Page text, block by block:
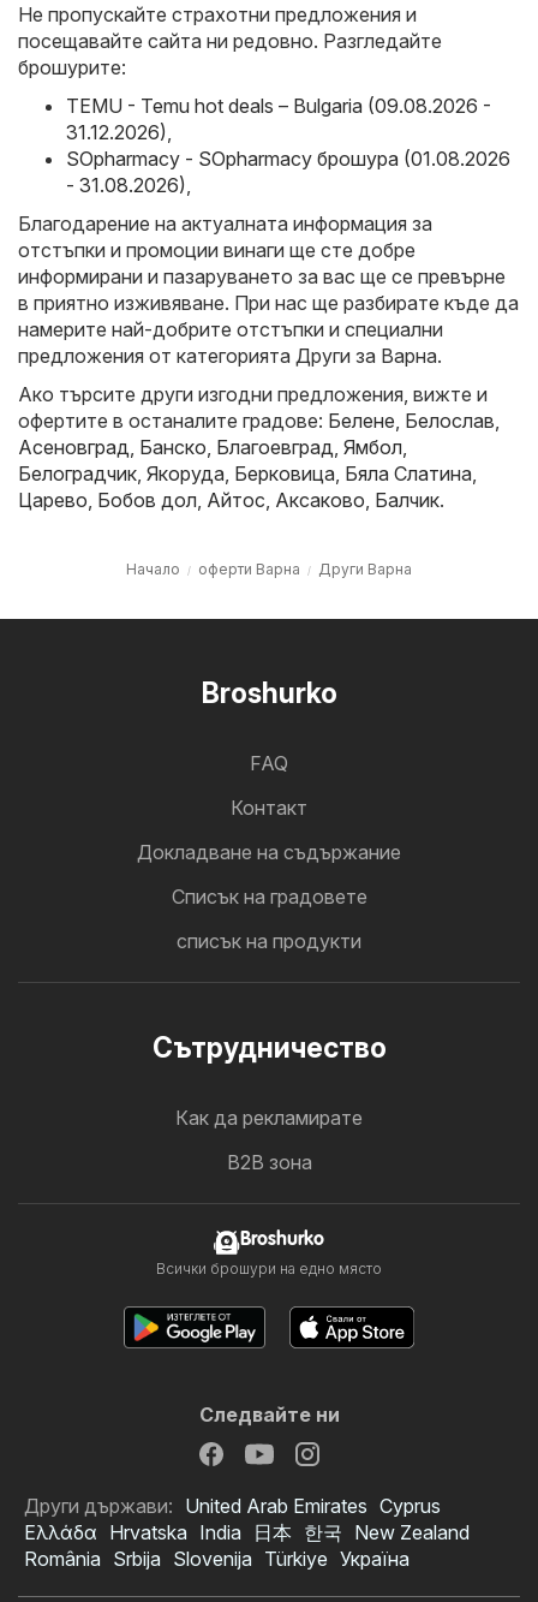
Не пропускайте страхотни предложения и
посещавайте сайта ни редовно. Разгледайте
брошурите:
TEMU - Temu hot deals – Bulgaria (09.08.2026 -
31.12.2026)
SOpharmacy - SOpharmacy брошура (01.08.2026
- 31.08.2026)
Благодарение на актуалната информация за
отстъпки и промоции винаги ще сте добре
информирани и пазаруването за вас ще се превърне
в приятно изживяване. При нас ще разбирате къде да
намерите най-добрите отстъпки и специални
предложения от категорията Други за Варна.
Ако търсите други изгодни предложения, вижте и
офертите в останалите градове: Белене Белослав
Асеновград Банско Благоевград Ямбол
Белоградчик Якоруда Берковица Бяла Слатина
Царево Бобов дол Айтос Аксаково Балчик.
Начало оферти Варна Други Варна
Broshurko
FAQ
Контакт
Докладване на съдържание
Cписък на градовете
списък на продукти
Cътрудничество
Как да рекламирате
B2B зона
Broshurko
Всички брошури на едно място
Следвайте ни
Други държави: United Arab Emirates Cyprus
Ελλάδα Hrvatska India 日本 한국 New Zealand
România Srbija Slovenija Türkiye Україна